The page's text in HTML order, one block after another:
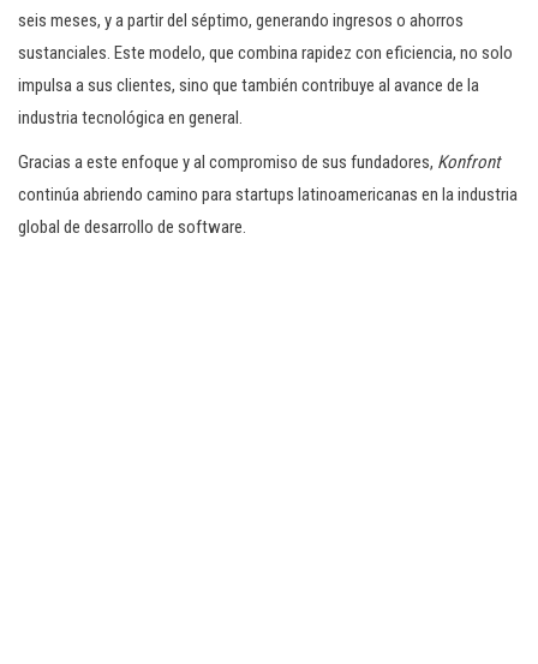
seis meses, y a partir del séptimo, generando ingresos o ahorros
sustanciales. Este modelo, que combina rapidez con eficiencia, no solo
impulsa a sus clientes, sino que también contribuye al avance de la
industria tecnológica en general.
Gracias a este enfoque y al compromiso de sus fundadores, Konfront
continúa abriendo camino para startups latinoamericanas en la industria
global de desarrollo de software.